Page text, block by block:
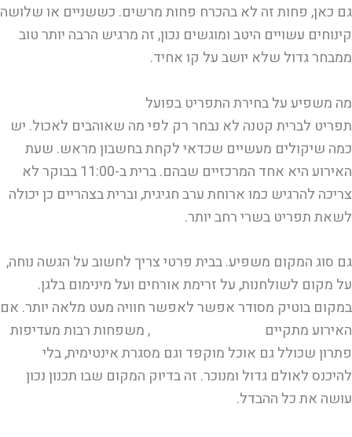
גם כאן, פחות זה לא בהכרח פחות מרשים. כששניים או שלושה
קינוחים עשויים היטב ומוגשים נכון, זה מרגיש הרבה יותר טוב
ממבחר גדול שלא יושב על קו אחיד.
מה משפיע על בחירת התפריט בפועל
תפריט לברית קטנה לא נבחר רק לפי מה שאוהבים לאכול. יש
כמה שיקולים מעשיים שכדאי לקחת בחשבון מראש. שעת
האירוע היא אחד המרכזיים שבהם. ברית ב-11:00 בבוקר לא
צריכה להרגיש כמו ארוחת ערב חגיגית, וברית בצהריים כן יכולה
לשאת תפריט בשרי רחב יותר.
גם סוג המקום משפיע. בבית פרטי צריך לחשוב על הגשה נוחה,
על מקום לשולחנות, על זרימת אורחים ועל מינימום בלגן.
במקום בוטיק מסודר אפשר לאפשר חוויה מעט מלאה יותר. אם
האירוע מתקיים
, משפחות רבות מעדיפות
פתרון שכולל גם אוכל מוקפד וגם מסגרת אינטימית, בלי
להיכנס לאולם גדול ומנוכר. זה בדיוק המקום שבו תכנון נכון
עושה את כל ההבדל.